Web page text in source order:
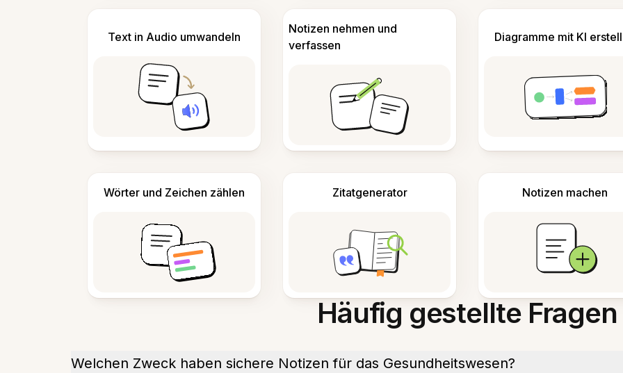
Text in Audio umwandeln
Notizen nehmen und
verfassen
Diagramme mit KI
Wörter und Zeichen zählen Zitatgenerator Notizen machen
Häufig gestellte Fragen
Welchen Zweck haben sichere Notizen für das Gesundheitswesen?